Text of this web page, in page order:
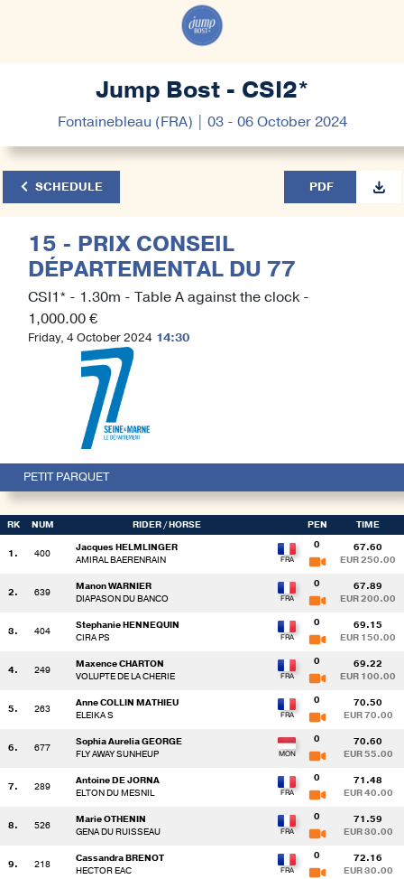
Jump Bost - CSI2*
Fontainebleau (FRA) | 03 - 06 October 2024
SCHEDULE PDF
15 - PRIX CONSEIL
DÉPARTEMENTAL DU 77
CSI1* - 1.30m - Table A against the clock -
1,000.00 €
Friday, 4 October 2024 14:30
PETIT PARQUET
RK NUM RIDER/ HORSE PEN TIME
1. 400
Jacques HELMLINGER
AMIRAL BAERENRAIN
0 67.60
EUR 250.00
2. 639
Manon WARNIER
DIAPASON DU BANCO
0 67.89
EUR 200.00
3. 404
Stephanie HENNEQUIN
CIRA PS
0 69.15
EUR 150.00
4. 249
Maxence CHARTON
VOLUPTE DE LA CHERIE
0 69.22
EUR 100.00
5. 263
Anne COLLIN MATHIEU
ELEIKA S
0 70.50
EUR 70.00
6. 677
Sophia Aurelia GEORGE
FLY AWAY SUNHEUP
0 70.60
EUR 55.00
7. 289
Antoine DE JORNA
ELTON DU MESNIL
0 71.48
EUR 40.00
8. 526
Marie OTHENIN
GENA DU RUISSEAU
0 71.59
EUR 30.00
9. 218
Cassandra BRENOT
HECTOR EAC
0 72.16
EUR 30.00